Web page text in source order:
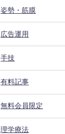
姿勢・筋膜
広告運用
手技
有料記事
無料会員限定
理学療法